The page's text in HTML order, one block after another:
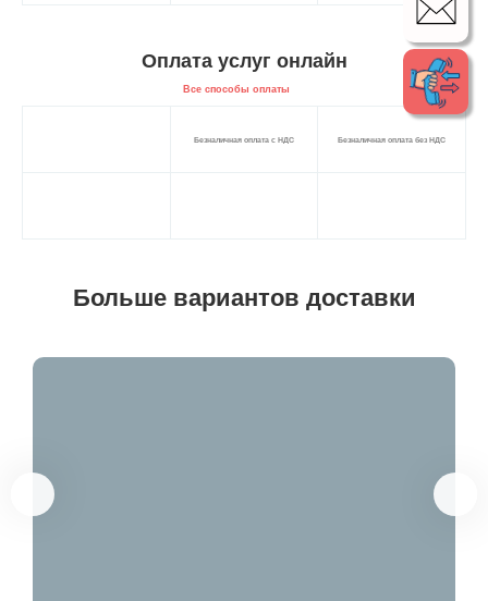
Оплата услуг онлайн
Все способы оплаты
Безналичная оплата с НДС Безналичная оплата без НДС
Больше вариантов доставки